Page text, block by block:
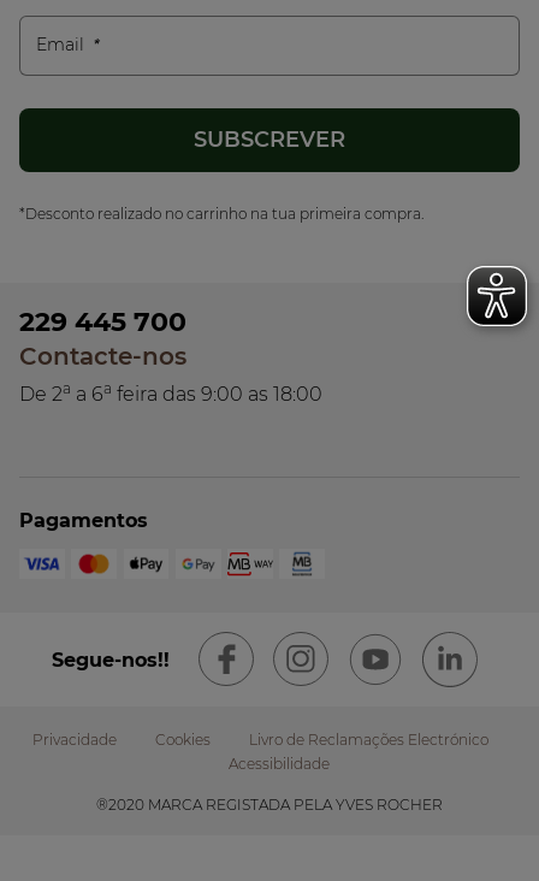
Email
*Desconto realizado no carrinho na tua primeira compra.
229 445 700
Contacte-nos
De 2a a 6a feira das 9:00 as 18:00
Pagamentos
Segue-nos!!
Footer
Privacidade Cookies
Livro de Reclamações Electrónico
Acessibilidade
®2020 MARCA REGISTADA PELA YVES ROCHER